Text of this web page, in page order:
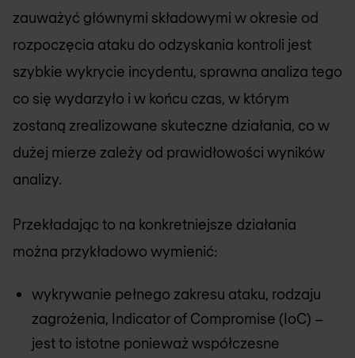
zauważyć głównymi składowymi w okresie od
rozpoczęcia ataku do odzyskania kontroli jest
szybkie wykrycie incydentu, sprawna analiza tego
co się wydarzyło i w końcu czas, w którym
zostaną zrealizowane skuteczne działania, co w
dużej mierze zależy od prawidłowości wyników
analizy.
Przekładając to na konkretniejsze działania
można przykładowo wymienić:
wykrywanie pełnego zakresu ataku, rodzaju
zagrożenia, Indicator of Compromise (IoC) –
jest to istotne ponieważ współczesne